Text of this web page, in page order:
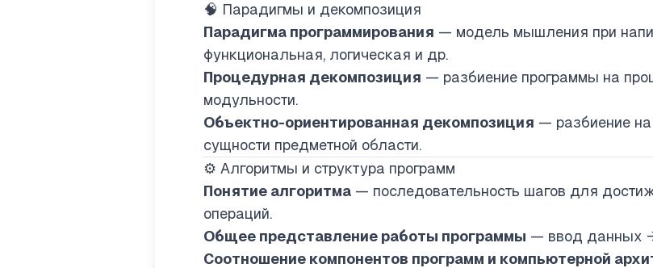
🧠 Парадигмы и декомпозиция
Парадигма программирования — модель мышления при
функциональная, логическая и др.
Процедурная декомпозиция — разбиение программы на
модульности.
Объектно-ориентированная декомпозиция — разбиение
сущности предметной области.
⚙️ Алгоритмы и структура программ
Понятие алгоритма — последовательность шагов для
операций.
Общее представление работы программы — ввод данных
Соотношение компонентов программ и компьютерной